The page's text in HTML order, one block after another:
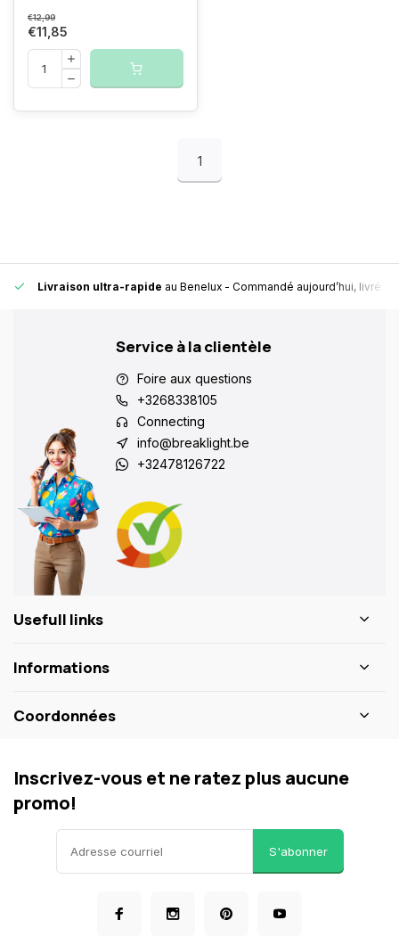
€12,99
€11,85
1
Livraison ultra-rapide au Benelux - Commandé aujourd’hui, livré
Service à la clientèle
Foire aux questions
+3268338105
Connecting
info@breaklight.be
+32478126722
Usefull links
Informations
Coordonnées
Inscrivez-vous et ne ratez plus aucune
promo!
S'abonner